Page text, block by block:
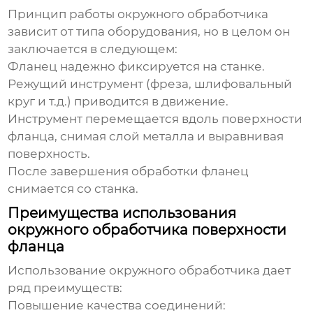
Принцип работы окружного обработчика
зависит от типа оборудования, но в целом он
заключается в следующем:
Фланец надежно фиксируется на станке.
Режущий инструмент (фреза, шлифовальный
круг и т.д.) приводится в движение.
Инструмент перемещается вдоль поверхности
фланца, снимая слой металла и выравнивая
поверхность.
После завершения обработки фланец
снимается со станка.
Преимущества использования
окружного обработчика поверхности
фланца
Использование окружного обработчика дает
ряд преимуществ:
Повышение качества соединений: